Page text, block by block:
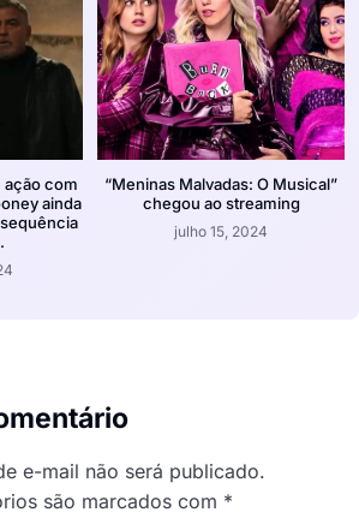
ação com
ainda
“Meninas Malvadas: O Musical”
chegou ao streaming
julho 15, 2024
e-mail não será publicado.
são marcados com *